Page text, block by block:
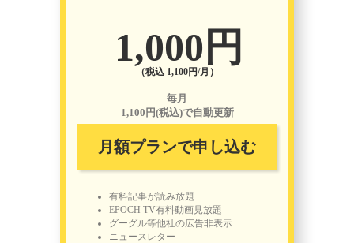
1,000円
（税込 1,100円/月）
毎月
1,100円(税込)で自動更新
月額プランで申し込む
有料記事が読み放題
EPOCH TV有料動画見放題
グーグル等他社の広告非表示
ニュースレター